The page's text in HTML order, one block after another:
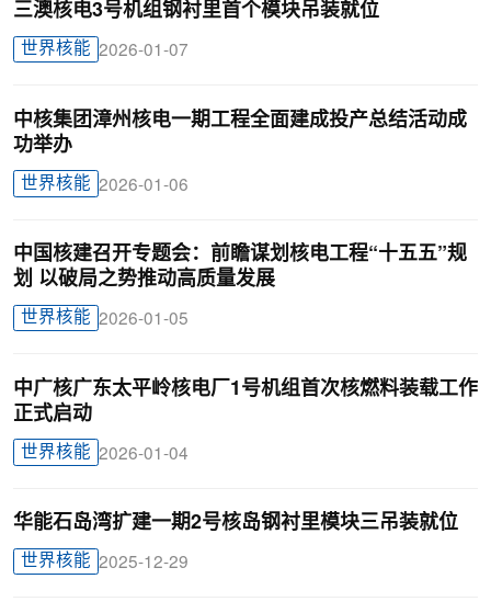
三澳核电3号机组钢衬里首个模块吊装就位
世界核能 2026-01-07
中核集团漳州核电一期工程全面建成投产总结活动成
功举办
世界核能 2026-01-06
中国核建召开专题会：前瞻谋划核电工程“十五五”规
划 以破局之势推动高质量发展
世界核能 2026-01-05
中广核广东太平岭核电厂1号机组首次核燃料装载工作
正式启动
世界核能 2026-01-04
华能石岛湾扩建一期2号核岛钢衬里模块三吊装就位
世界核能 2025-12-29